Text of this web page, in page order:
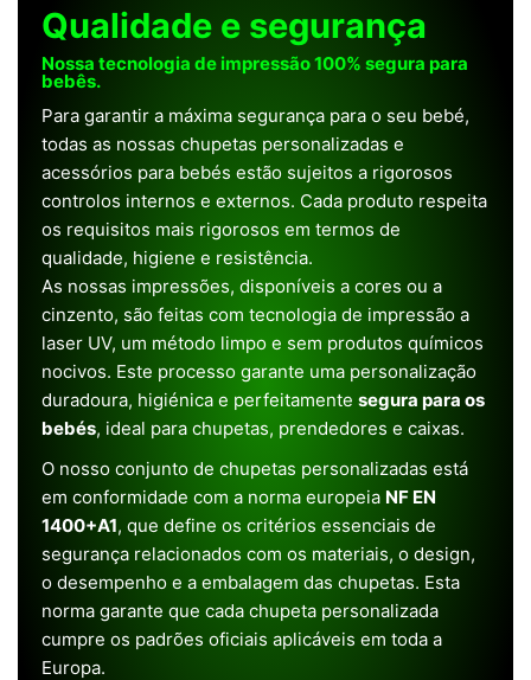
Qualidade e segurança
Nossa tecnologia de impressão 100% segura para
bebês.
Para garantir a máxima segurança para o seu bebé,
todas as nossas chupetas personalizadas e
acessórios para bebés estão sujeitos a rigorosos
controlos internos e externos. Cada produto respeita
os requisitos mais rigorosos em termos de
qualidade, higiene e resistência.
As nossas impressões, disponíveis a cores ou a
cinzento, são feitas com tecnologia de impressão a
laser UV, um método limpo e sem produtos químicos
nocivos. Este processo garante uma personalização
duradoura, higiénica e perfeitamente segura para os
bebés, ideal para chupetas, prendedores e caixas.
O nosso conjunto de chupetas personalizadas está
em conformidade com a norma europeia NF EN
1400+A1, que define os critérios essenciais de
segurança relacionados com os materiais, o design,
o desempenho e a embalagem das chupetas. Esta
norma garante que cada chupeta personalizada
cumpre os padrões oficiais aplicáveis em toda a
Europa.